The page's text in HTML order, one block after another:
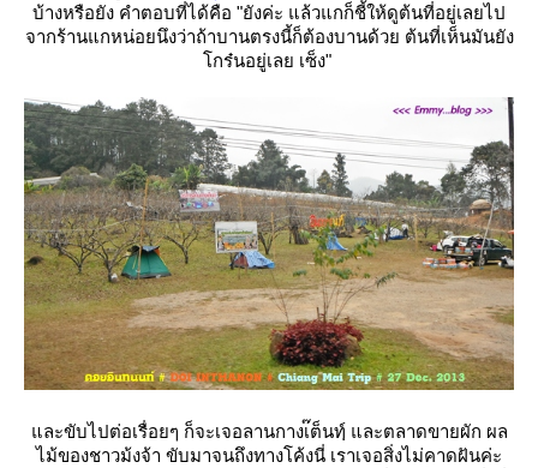
บ้างหรือยัง คำตอบที่ได้คือ "ยังค่ะ แล้วแกก็ชี้ให้ดูต้นที่อยู่เลยไป
จากร้านแกหน่อยนึงว่าถ้าบานตรงนี้ก็ต้องบานด้วย ต้นที่เห็นมันยัง
กร๋นอยู่เลย เซ็ง"
ละขับไปต่อเรื่อยๆ ก็จะเจอลานกางเ๊ต็นทฺ์ และตลาดขายผัก ผล
ไม้ของชาวม้งจ้า ขับมาจนถึงทางโค้งนี่ เราเจอสิ่งไม่คาดฝันค่ะ